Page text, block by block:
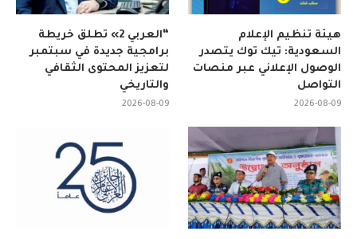
“العربي 2» تطلق خريطة
برامجية جديدة في سبتمبر
لتعزيز المحتوى الثقافي
والتاريخي
2026-08-09
هيئة تنظيم الإعلام
السعودية: تيك توك يتصدر
الوصول الإعلاني عبر منصات
التواصل
2026-08-09